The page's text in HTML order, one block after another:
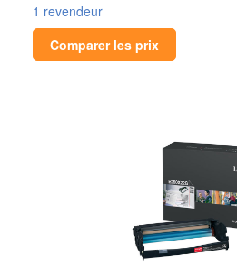
1 revendeur
Comparer les prix